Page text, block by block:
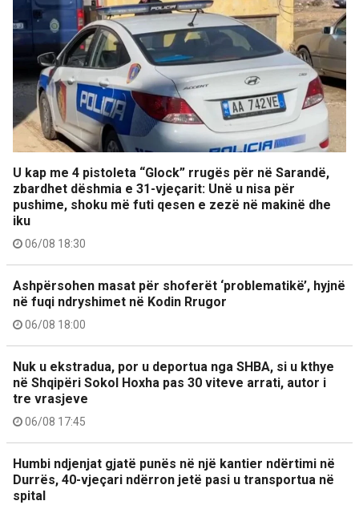
U kap me 4 pistoleta “Glock” rrugës për në Sarandë,
zbardhet dëshmia e 31-vjeçarit: Unë u nisa për
pushime, shoku më futi qesen e zezë në makinë dhe
iku
06/08 18:30
Ashpërsohen masat për shoferët ‘problematikë’, hyjnë
në fuqi ndryshimet në Kodin Rrugor
06/08 18:00
Nuk u ekstradua, por u deportua nga SHBA, si u kthye
në Shqipëri Sokol Hoxha pas 30 viteve arrati, autor i
tre vrasjeve
06/08 17:45
Humbi ndjenjat gjatë punës në një kantier ndërtimi në
Durrës, 40-vjeçari ndërron jetë pasi u transportua në
spital